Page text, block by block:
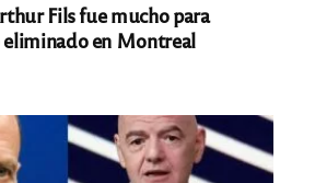
Fils fue mucho para
eliminado en Montreal